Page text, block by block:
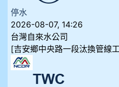
停水
2026-08-07, 14:26
台灣自來水公司
[吉安鄉中央路一段汰換管線